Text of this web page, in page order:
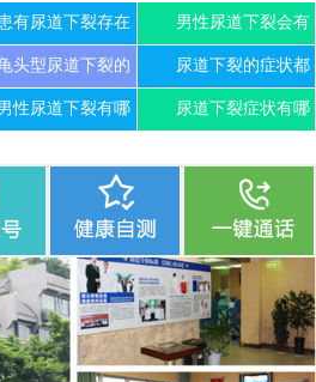
有尿道下裂存在 男性尿道下裂会有
头型尿道下裂的 尿道下裂的症状都
性尿道下裂有哪 尿道下裂症状有哪